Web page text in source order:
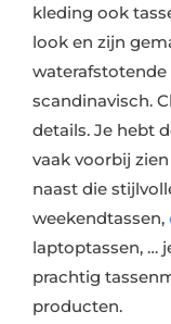
kleding ook
look en zijn
waterafstotende
scandinavisch.
details. Je hebt
vaak voorbij
naast die
weekendtassen,
laptoptassen, …
prachtig
producten.